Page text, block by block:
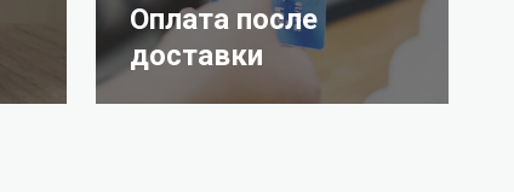
Оплата после
доставки